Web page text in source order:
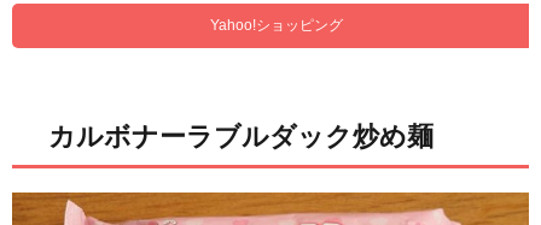
Yahoo!ショッピング
カルボナーラブルダック炒め麺